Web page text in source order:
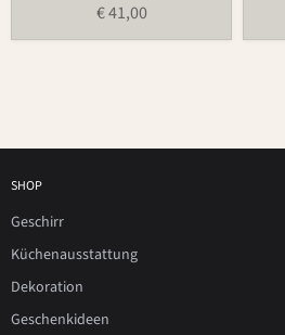
€ 41,00
SHOP
Geschirr
Küchenausstattung
Dekoration
Geschenkideen